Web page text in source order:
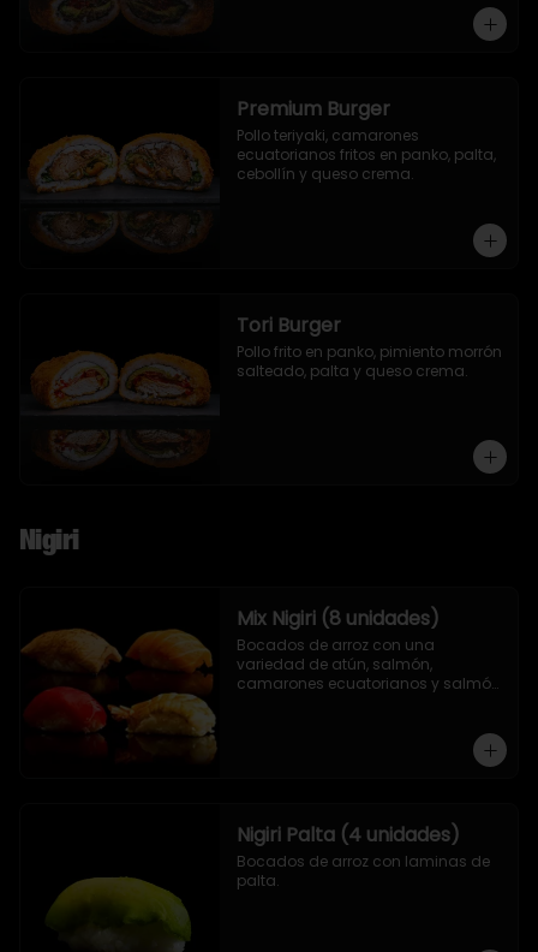
Premium Burger
Pollo teriyaki, camarones
ecuatorianos fritos en panko, palta,
cebollín y queso crema.
Tori Burger
Pollo frito en panko, pimiento morrón
salteado, palta y queso crema.
Nigiri
Mix Nigiri (8 unidades)
Bocados de arroz con una
variedad de atún, salmón,
camarones ecuatorianos y salmón
Nigiri Palta (4 unidades)
Bocados de arroz con laminas de
palta.